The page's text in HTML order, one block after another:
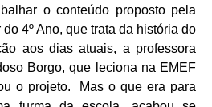
o conteúdo proposto pela
4º Ano, que trata da história do
aos dias atuais, a professora
Borgo, que leciona na EMEF
o projeto. Mas o que era para